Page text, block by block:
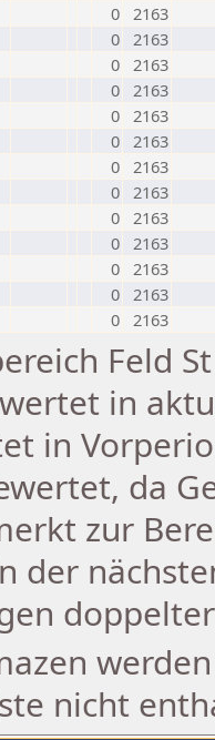
0 2163
0 2163
0 2163
0 2163
0 2163
0 2163
0 2163
0 2163
0 2163
0 2163
0 2163
0 2163
0 2163
Feld
in
in
da
zur
der
nicht